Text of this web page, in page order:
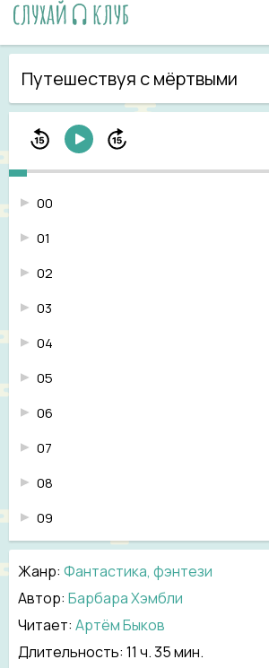
Путешествуя с мёртвыми
00
01
02
03
04
05
06
07
08
09
10
12
13
Жанр: Фантастика, фэнтези
Автор: Барбара Хэмбли
Читает: Артём Быков
Длительность: 11 ч. 35 мин.